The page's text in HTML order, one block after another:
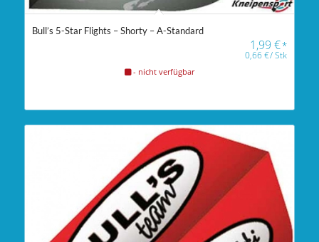
Bull’s 5-Star Flights – Shorty – A-Standard
1,99€*
0,66€/Stk
- nicht verfügbar